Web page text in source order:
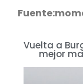
Vuelta a
mejor